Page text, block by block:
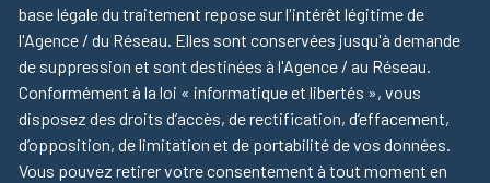
base légale du traitement repose sur l'intérêt légitime de
l'Agence / du Réseau. Elles sont conservées jusqu'à demande
de suppression et sont destinées à l'Agence / au Réseau.
Conformément à la loi « informatique et libertés », vous
disposez des droits d’accès, de rectification, d’effacement,
d’opposition, de limitation et de portabilité de vos données.
Vous pouvez retirer votre consentement à tout moment en